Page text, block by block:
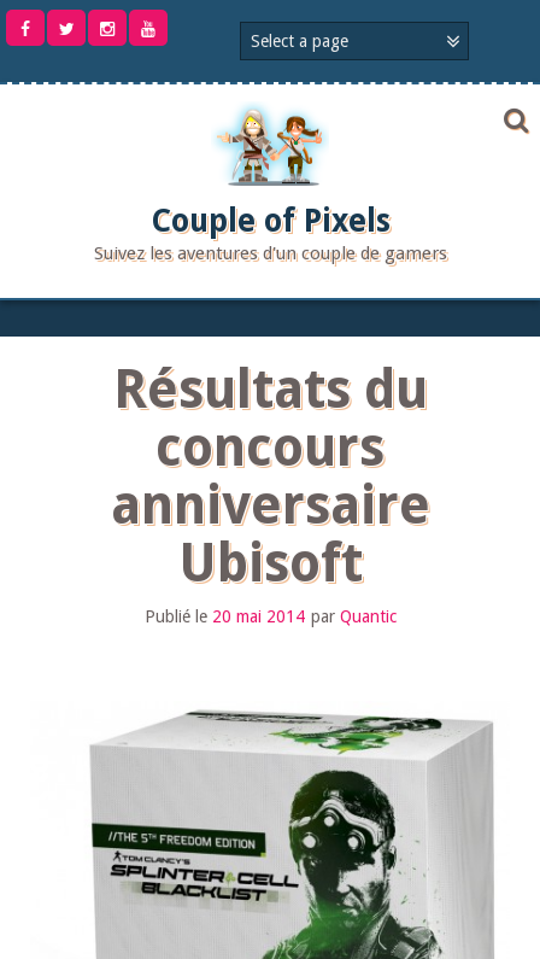
Aller
Couple of Pixels
Suivez les aventures d'un couple de gamers
Résultats du
concours
anniversaire
Ubisoft
Publié le 20 mai 2014 par Quantic